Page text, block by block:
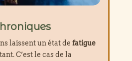
laissent un état de fatigue
C’est le cas de la